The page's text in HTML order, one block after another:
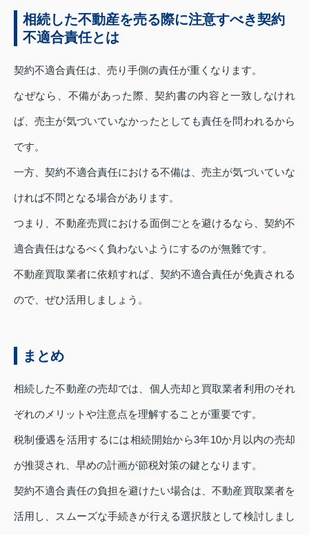
相続した不動産を売る際に注意すべき契約
不適合責任とは
契約不適合責任は、売り手側の責任が重くなります。
なぜなら、不備があった際、契約書の内容と一致しなけれ
ば、売主が気づいていなかったとしても責任を問われるから
です。
一方、契約不適合責任における不備は、売主が気づいていな
ければ不問となる場合があります。
つまり、不動産売買における面倒ごとを避けるなら、契約不
適合責任はなるべく負わないようにするのが無難です。
不動産買取業者に依頼すれば、契約不適合責任が免責される
ので、ぜひ活用しましょう。
まとめ
相続した不動産の売却では、個人売却と買取業者利用のそれ
ぞれのメリットや注意点を理解することが重要です。
税制優遇を活用するには相続開始から3年10か月以内の売却
が推奨され、早めの計画が節税対策の鍵となります。
契約不適合責任の負担を避けたい場合は、不動産買取業者を
活用し、スムーズな手続きが行える選択肢として検討しまし